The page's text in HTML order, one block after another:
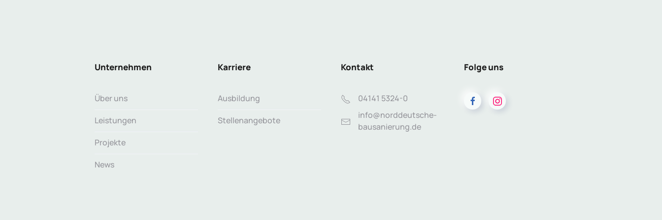
Unternehmen
Über uns
Leistungen
Projekte
News
Karriere
Ausbildung
Stellenangebote
Kontakt
04141 5324-0
info@norddeutsche-
bausanierung.de
Folge uns